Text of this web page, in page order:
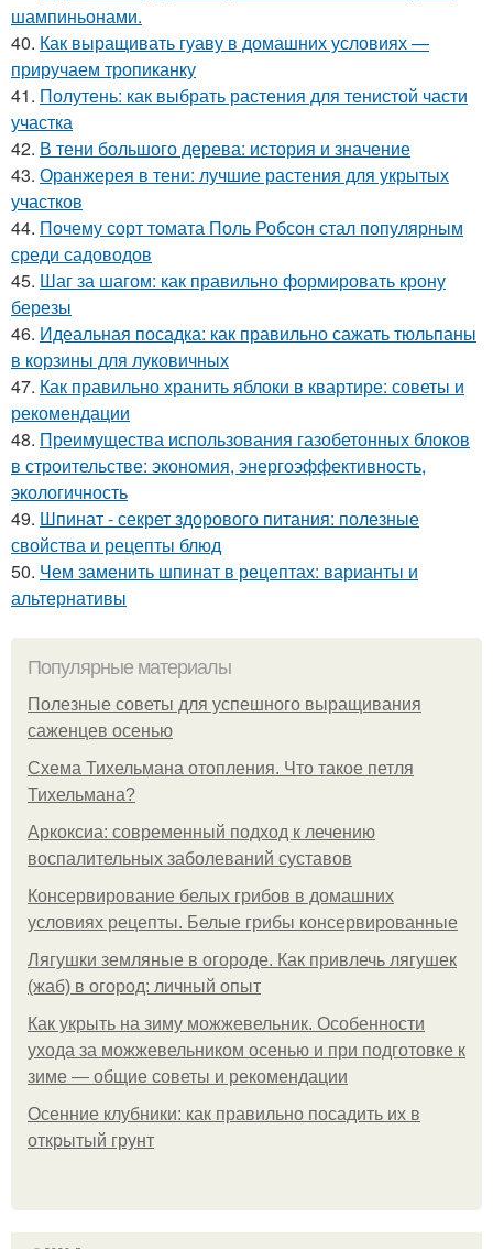
шампиньонами.
40. Как выращивать гуаву в домашних условиях —
приручаем тропиканку
41. Полутень: как выбрать растения для тенистой части
участка
42. В тени большого дерева: история и значение
43. Оранжерея в тени: лучшие растения для укрытых
участков
44. Почему сорт томата Поль Робсон стал популярным
среди садоводов
45. Шаг за шагом: как правильно формировать крону
березы
46. Идеальная посадка: как правильно сажать тюльпаны
в корзины для луковичных
47. Как правильно хранить яблоки в квартире: советы и
рекомендации
48. Преимущества использования газобетонных блоков
в строительстве: экономия, энергоэффективность,
экологичность
49. Шпинат - секрет здорового питания: полезные
свойства и рецепты блюд
50. Чем заменить шпинат в рецептах: варианты и
альтернативы
Популярные материалы
Полезные советы для успешного выращивания
саженцев осенью
Схема Тихельмана отопления. Что такое петля
Тихельмана?
Аркоксиа: современный подход к лечению
воспалительных заболеваний суставов
Консервирование белых грибов в домашних
условиях рецепты. Белые грибы консервированные
Лягушки земляные в огороде. Как привлечь лягушек
(жаб) в огород: личный опыт
Как укрыть на зиму можжевельник. Особенности
ухода за можжевельником осенью и при подготовке к
зиме — общие советы и рекомендации
Осенние клубники: как правильно посадить их в
открытый грунт